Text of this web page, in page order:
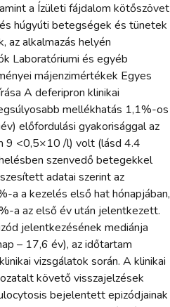
a Ízületi fájdalom kötőszövet
húgyúti betegségek és tünetek
az alkalmazás helyén
Laboratóriumi és egyéb
májenzimértékek Egyes
A deferipron klinikai
mellékhatás 1,1%-os
előfordulási gyakorisággal az
9 <0,5×10 /l) volt (lásd 4.4
szenvedő betegekkel
adatai szerint az
a a kezelés első hat hónapjában,
a az első év után jelentkezett.
jelentkezésének mediánja
– 17,6 év), az időtartam
vizsgálatok során. A klinikai
követő visszajelzések
bejelentett epizódjainak